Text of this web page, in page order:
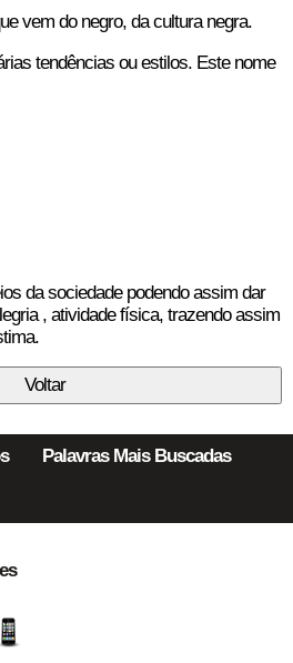
vem do negro, da cultura negra.
tendências ou estilos. Este nome
da sociedade podendo assim dar
, atividade física, trazendo assim
Palavras Mais Buscadas